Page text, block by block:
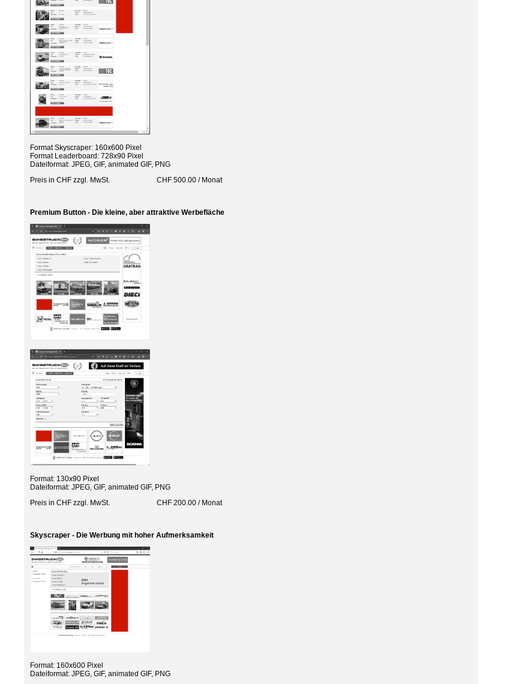
Format Skyscraper: 160x600 Pixel
Format Leaderboard: 728x90 Pixel
Dateiformat: JPEG, GIF, animated GIF, PNG
Preis in CHF zzgl. MwSt. CHF 500.00 / Monat
Premium Button - Die kleine, aber attraktive Werbefläche
Format: 130x90 Pixel
Dateiformat: JPEG, GIF, animated GIF, PNG
Preis in CHF zzgl. MwSt. CHF 200.00 / Monat
Skyscraper - Die Werbung mit hoher Aufmerksamkeit
Format: 160x600 Pixel
Dateiformat: JPEG, GIF, animated GIF, PNG